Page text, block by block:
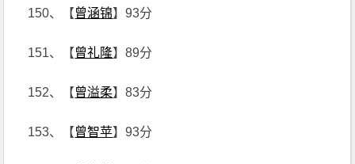
150、【曾涵锦】93分
151、【曾礼隆】89分
152、【曾溢柔】83分
153、【曾智苹】93分